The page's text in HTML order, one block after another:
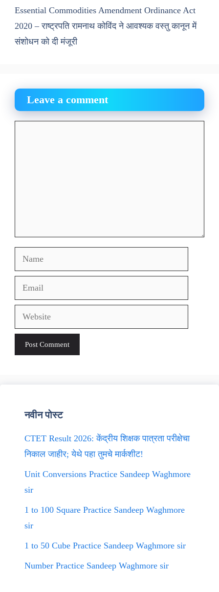
Essential Commodities Amendment Ordinance Act
2020 – राष्ट्रपति रामनाथ कोविंद ने आवश्यक वस्तु कानून में
संशोधन को दी मंजूरी
Leave a comment
Name
Email
Website
नवीन पोस्ट
CTET Result 2026: केंद्रीय शिक्षक पात्रता परीक्षेचा
निकाल जाहीर; येथे पहा तुमचे मार्कशीट!
Unit Conversions Practice Sandeep Waghmore
sir
1 to 100 Square Practice Sandeep Waghmore
sir
1 to 50 Cube Practice Sandeep Waghmore sir
Number Practice Sandeep Waghmore sir